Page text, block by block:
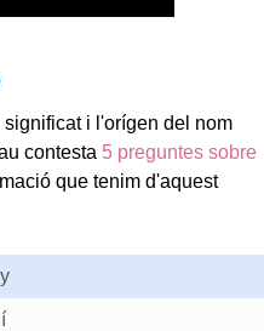
i l'orígen del nom
contesta 5 preguntes sobre
que tenim d'aquest